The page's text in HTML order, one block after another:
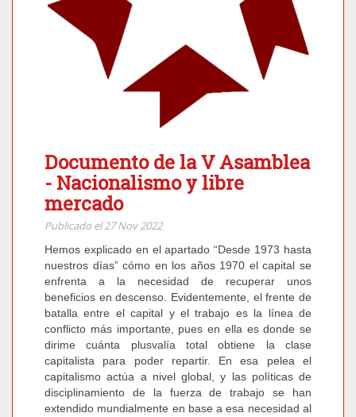
Documento de la V Asamblea
- Nacionalismo y libre
mercado
Publicado el 27 Nov 2022
Hemos explicado en el apartado “Desde 1973 hasta
nuestros días” cómo en los años 1970 el capital se
enfrenta a la necesidad de recuperar unos
beneficios en descenso. Evidentemente, el frente de
batalla entre el capital y el trabajo es la línea de
conflicto más importante, pues en ella es donde se
dirime cuánta plusvalía total obtiene la clase
capitalista para poder repartir. En esa pelea el
capitalismo actúa a nivel global, y las políticas de
disciplinamiento de la fuerza de trabajo se han
extendido mundialmente en base a esa necesidad al